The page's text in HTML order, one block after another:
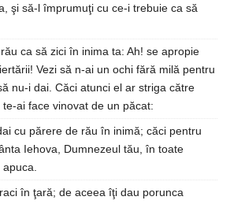
şi să-l împrumuţi cu ce-i trebuie ca să
ca să zici în inima ta: Ah! se apropie
Vezi să n-ai un ochi fără milă pentru
nu-i dai. Căci atunci el ar striga către
ai face vinovat de un păcat:
cu părere de rău în inimă; căci pentru
Iehova, Dumnezeul tău, în toate
apuca.
în ţară; de aceea îţi dau porunca